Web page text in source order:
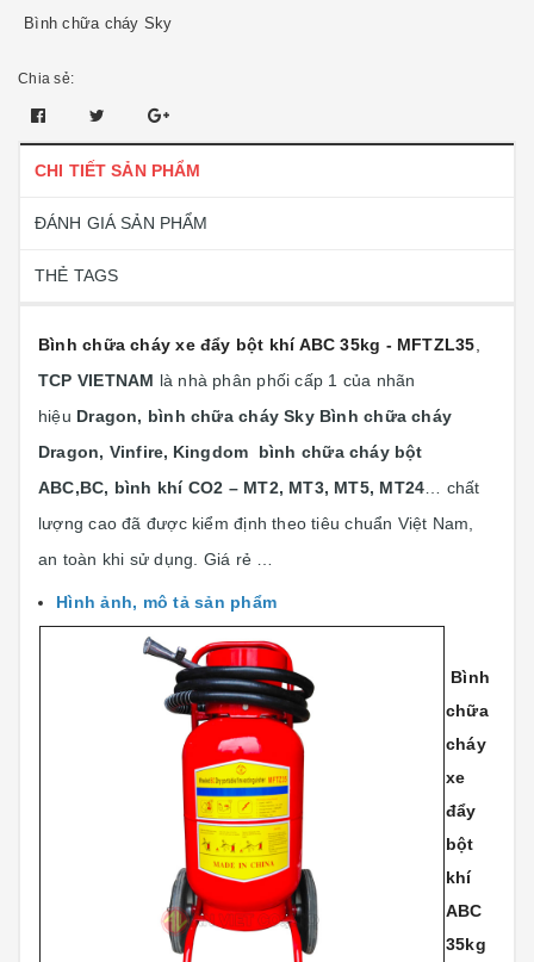
Bình chữa cháy Sky
Chia sẻ:
CHI TIẾT SẢN PHẨM
ĐÁNH GIÁ SẢN PHẨM
THẺ TAGS
Bình chữa cháy xe đẩy bột khí ABC 35kg - MFTZL35
TCP VIETNAM là nhà phân phối cấp 1 của nhãn
hiệu Dragon, bình chữa cháy Sky Bình chữa cháy
Dragon, Vinfire, Kingdom bình chữa cháy bột
ABC,BC, bình khí CO2 – MT2, MT3, MT5, MT24 … chất
lượng cao đã được kiểm định theo tiêu chuẩn Việt Nam,
an toàn khi sử dụng. Giá rẻ …
Hình ảnh, mô tả sản phẩm
Bình
chữa
cháy
xe
đẩy
bột
khí
ABC
35kg